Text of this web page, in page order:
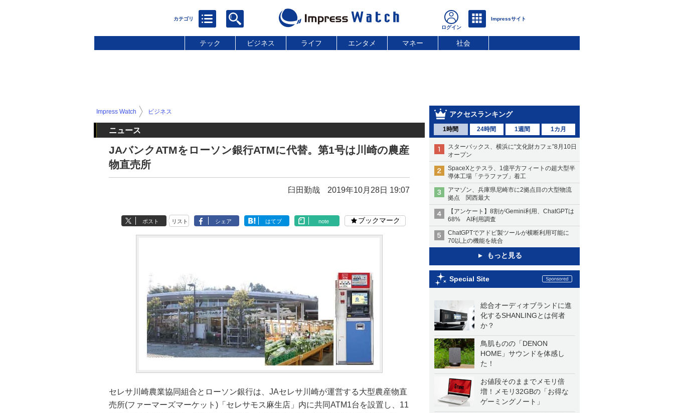
テック ビジネス ライフ エンタメ マネー 社会
アクセスランキング
1時間 24時間 1週間 1カ月
スターバックス、横浜に“文化財カフェ”8月10日
オープン
SpaceXとテスラ、1億平方フィートの超大型半
導体工場「テラファブ」着工
アマゾン、兵庫県尼崎市に2拠点目の大型物流
拠点 関西最大
【アンケート】8割がGemini利用、ChatGPTは
68% AI利用調査
ChatGPTでアドビ製ツールが横断利用可能に
70以上の機能を統合
もっと見る
Special Site
総合オーディオブランドに進
化するSHANLINGとは何者
か？
鳥肌ものの「DENON
HOME」サウンドを体感し
た！
お値段そのままでメモリ倍
増！メモリ32GBの「お得な
ゲーミングノート」
Impress Watch ビジネス
ニュース
JAバンクATMをローソン銀行ATMに代替。第1号は川崎の農産
物直売所
臼田勤哉 2019年10月28日 19:07
ポスト リスト シェア はてブ note ブックマーク
セレサ川崎農業協同組合とローソン銀行は、JAセレサ川崎が運営する大型農産物直
売所(ファーマーズマーケット)「セレサモス麻生店」内に共同ATM1台を設置し、11